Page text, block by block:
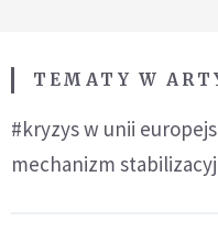
TEMATY W
#kryzys w unii
mechanizm